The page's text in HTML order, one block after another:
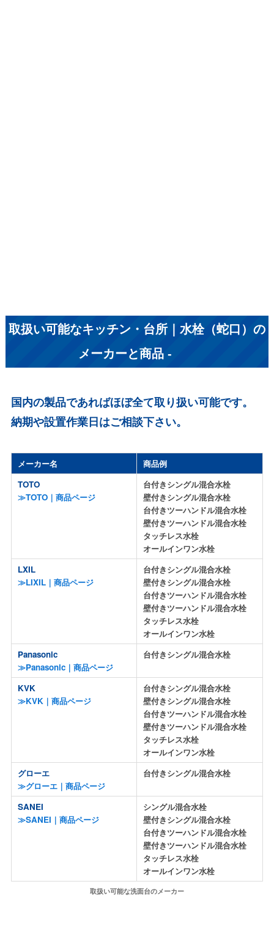
取扱い可能なキッチン・台所｜水栓（蛇口）の
メーカーと商品 -
国内の製品であればほぼ全て取り扱い可能です。
納期や設置作業日はご相談下さい。
メーカー名
商品例
TOTO
≫TOTO｜商品ページ
台付きシングル混合水栓
壁付きシングル混合水栓
台付きツーハンドル混合水栓
壁付きツーハンドル混合水栓
タッチレス水栓
オールインワン水栓
LXIL
≫LIXIL｜商品ページ
台付きシングル混合水栓
壁付きシングル混合水栓
台付きツーハンドル混合水栓
壁付きツーハンドル混合水栓
タッチレス水栓
オールインワン水栓
Panasonic
≫Panasonic｜商品ページ
台付きシングル混合水栓
KVK
≫KVK｜商品ページ
台付きシングル混合水栓
壁付きシングル混合水栓
台付きツーハンドル混合水栓
壁付きツーハンドル混合水栓
タッチレス水栓
オールインワン水栓
グローエ
≫グローエ｜商品ページ
台付きシングル混合水栓
SANEI
≫SANEI｜商品ページ
シングル混合水栓
壁付きシングル混合水栓
台付きツーハンドル混合水栓
壁付きツーハンドル混合水栓
タッチレス水栓
オールインワン水栓
取扱い可能な洗面台のメーカー